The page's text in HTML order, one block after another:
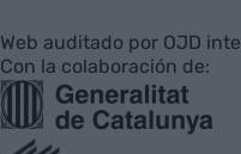
Web auditado por OJD
Con la colaboración de: